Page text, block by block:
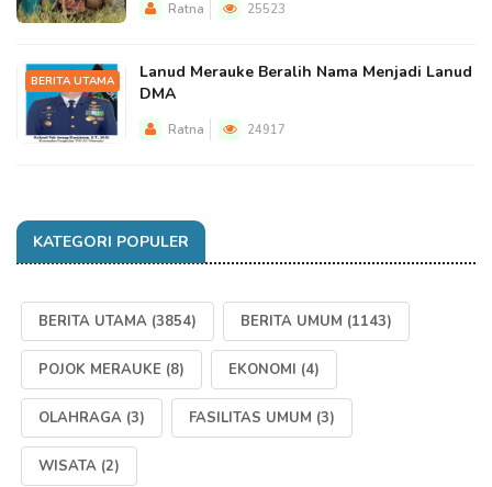
Ratna 25523
BERITA UTAMA
Lanud Merauke Beralih Nama Menjadi Lanud
DMA
Ratna 24917
KATEGORI POPULER
BERITA UTAMA (3854) BERITA UMUM (1143)
POJOK MERAUKE (8) EKONOMI (4)
OLAHRAGA (3) FASILITAS UMUM (3)
WISATA (2)